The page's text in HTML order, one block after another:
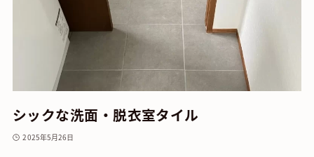
シックな洗面・脱衣室タイル
2025年5月26日